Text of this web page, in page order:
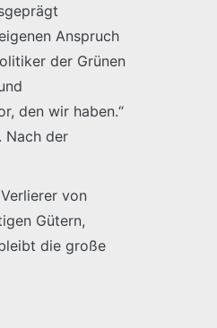
Anspruch
der Grünen
den wir haben.“
Nach der
von
Gütern,
die große